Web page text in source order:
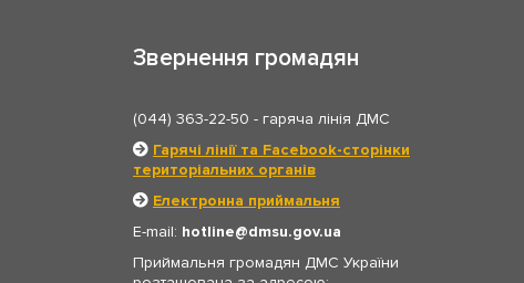
Звернення громадян
(044) 363-22-50 - гаряча лінія ДМС
Гарячі лінії та Facebook-сторінки
територіальних органів
Електронна приймальня
E-mail: hotline
dmsu.gov.ua
Приймальня громадян ДМС України